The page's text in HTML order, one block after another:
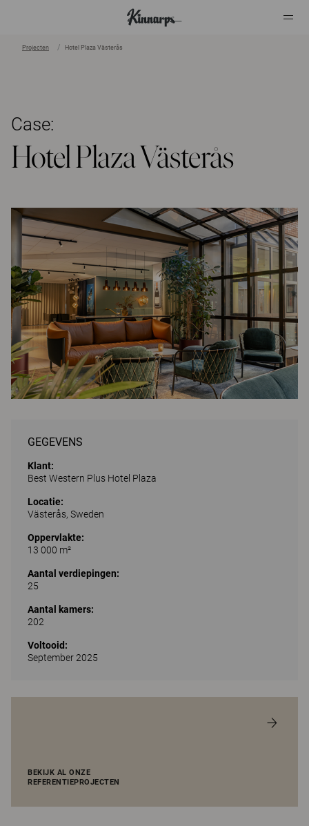
Projecten Hotel Plaza Västerås
Case:
Hotel Plaza Västerås
GEGEVENS
Klant:
Best Western Plus Hotel Plaza
Locatie:
Västerås, Sweden
Oppervlakte:
13 000 m²
Aantal verdiepingen:
25
Aantal kamers:
202
Voltooid:
September 2025
BEKIJK AL ONZE
REFERENTIEPROJECTEN